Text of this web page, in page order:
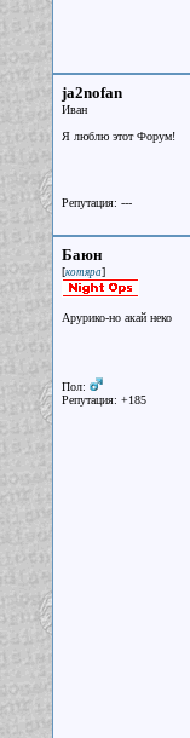
ja2nofan
Иван
Я люблю этот Форум!
Репутация: ---
Баюн
[котяра]
Арурико-но акай неко
Пол:
Репутация: +185